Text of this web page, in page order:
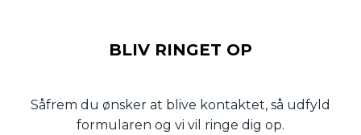
BLIV RINGET OP
Såfrem du ønsker at blive kontaktet, så udfyld
formularen og vi vil ringe dig op.